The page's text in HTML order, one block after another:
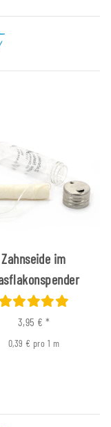
Zahnseide im
3,95 € *
0,39 € pro 1 m